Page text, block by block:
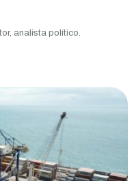
analista político.